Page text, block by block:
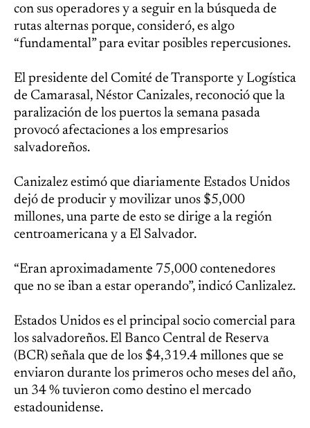
con sus operadores y a seguir en la búsqueda de
rutas alternas porque, consideró, es algo
“fundamental” para evitar posibles repercusiones.
El presidente del Comité de Transporte y Logística
de Camarasal, Néstor Canizales, reconoció que la
paralización de los puertos la semana pasada
provocó afectaciones a los empresarios
salvadoreños.
Canizalez estimó que diariamente Estados Unidos
dejó de producir y movilizar unos $5,000
millones, una parte de esto se dirige a la región
centroamericana y a El Salvador.
“Eran aproximadamente 75,000 contenedores
que no se iban a estar operando”, indicó Canlizalez.
Estados Unidos es el principal socio comercial para
los salvadoreños. El Banco Central de Reserva
(BCR) señala que de los $4,319.4 millones que se
enviaron durante los primeros ocho meses del año,
un 34 % tuvieron como destino el mercado
estadounidense.